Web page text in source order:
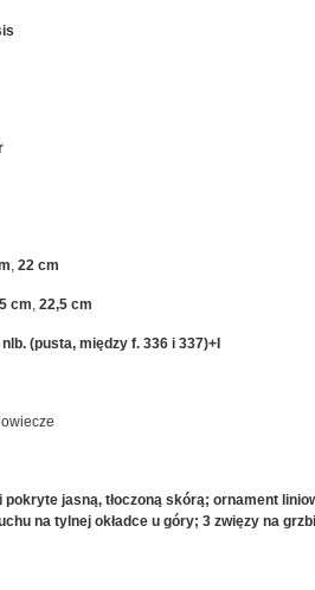
, 22 cm
cm, 22,5 cm
nlb. (pusta, między f. 336 i 337)+I
pokryte jasną, tłoczoną skórą; ornament
na tylnej okładce u góry; 3 zwięzy na